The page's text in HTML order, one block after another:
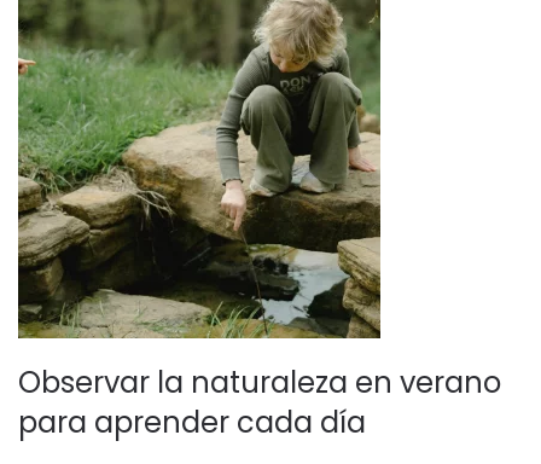
Observar la naturaleza en verano
para aprender cada día